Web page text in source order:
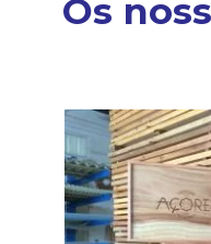
Os